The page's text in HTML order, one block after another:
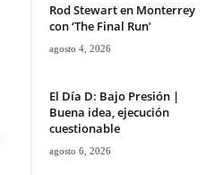
Rod Stewart en Monterrey
con ‘The Final Run’
agosto 4, 2026
El Día D: Bajo Presión |
Buena idea, ejecución
cuestionable
agosto 6, 2026